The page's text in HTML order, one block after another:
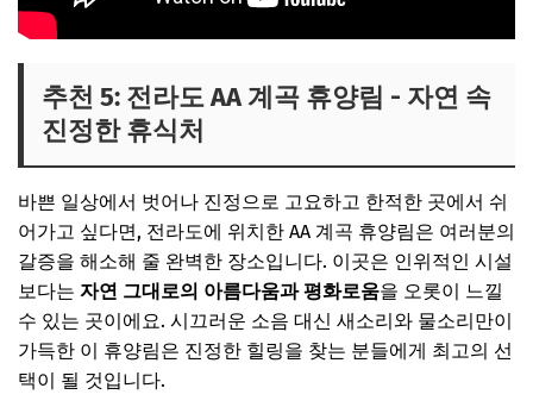
추천 5: 전라도 AA 계곡 휴양림 - 자연 속
진정한 휴식처
바쁜 일상에서 벗어나 진정으로 고요하고 한적한 곳에서 쉬
어가고 싶다면, 전라도에 위치한 AA 계곡 휴양림은 여러분의
갈증을 해소해 줄 완벽한 장소입니다. 이곳은 인위적인 시설
보다는 자연 그대로의 아름다움과 평화로움을 오롯이 느낄
수 있는 곳이에요. 시끄러운 소음 대신 새소리와 물소리만이
가득한 이 휴양림은 진정한 힐링을 찾는 분들에게 최고의 선
택이 될 것입니다.